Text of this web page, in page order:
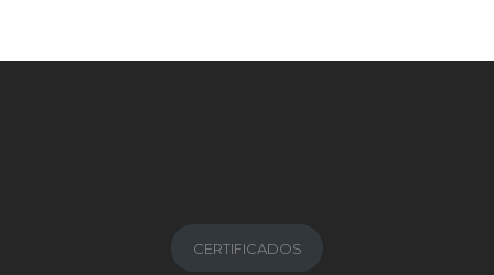
CERTIFICADOS